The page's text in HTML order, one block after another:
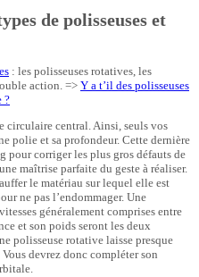
de polisseuses et
: les polisseuses rotatives, les
action. =>Y a t’il des polisseuses
?
circulaire central. Ainsi, seuls vos
polie et sa profondeur. Cette dernière
pour corriger les plus gros défauts de
maîtrise parfaite du geste à réaliser.
le matériau sur lequel elle est
ne pas l’endommager. Une
généralement comprises entre
et son poids seront les deux
polisseuse rotative laisse presque
devrez donc compléter son